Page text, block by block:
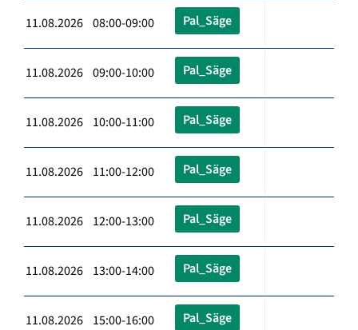
11.08.2026 08:00-09:00 Pal_Säge
11.08.2026 09:00-10:00 Pal_Säge
11.08.2026 10:00-11:00 Pal_Säge
11.08.2026 11:00-12:00 Pal_Säge
11.08.2026 12:00-13:00 Pal_Säge
11.08.2026 13:00-14:00 Pal_Säge
11.08.2026 15:00-16:00 Pal_Säge